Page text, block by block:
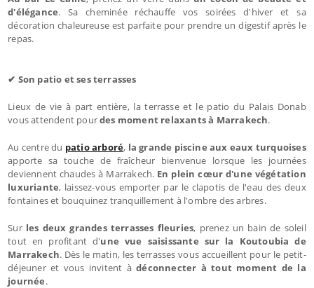
d'élégance. Sa cheminée réchauffe vos soirées d'hiver et sa
décoration chaleureuse est parfaite pour prendre un digestif après le
repas.
✔ Son patio et ses terrasses
Lieux de vie à part entière, la terrasse et le patio du Palais Donab
vous attendent pourdes moment relaxants à Marrakech.
Au centre du patio arboré, la grande piscine aux eaux turquoises
apporte sa touche de fraîcheur bienvenue lorsque les journées
deviennent chaudes à Marrakech. En plein cœur d'une végétation
luxuriante, laissez-vous emporter par le clapotis de l'eau des deux
fontaines et bouquinez tranquillement à l'ombre des arbres.
Sur les deux grandes terrasses fleuries, prenez un bain de soleil
tout en profitant d'une vue saisissante sur la Koutoubia de
Marrakech. Dès le matin, les terrasses vous accueillent pour le petit-
déjeuner et vous invitent àdéconnecter à tout moment de la
journée.